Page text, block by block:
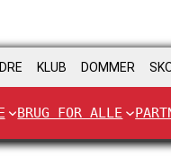
KLUB DOMMER
BRUG FOR ALLE